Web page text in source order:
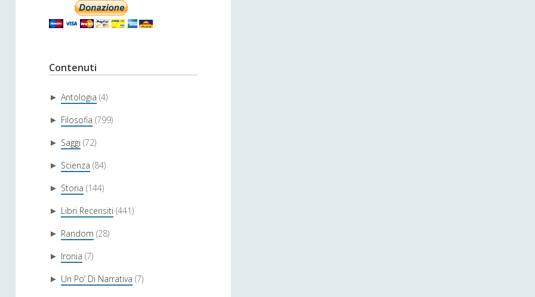
Contenuti
► Antologia (4)
► Filosofia (799)
► Saggi (72)
► Scienza (84)
► Storia (144)
► Libri Recensiti (441)
► Random (28)
► Ironia (7)
► Un Po’ Di Narrativa (7)